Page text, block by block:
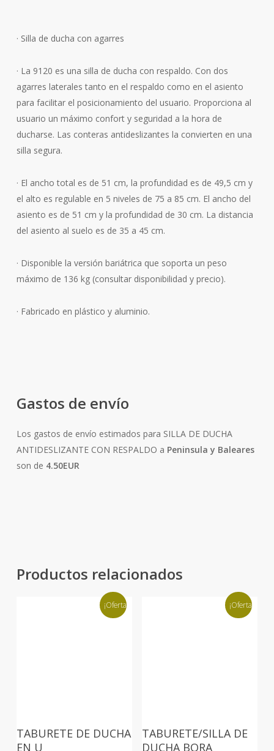
· Silla de ducha con agarres
· La 9120 es una silla de ducha con respaldo. Con dos
agarres laterales tanto en el respaldo como en el asiento
para facilitar el posicionamiento del usuario. Proporciona al
usuario un máximo confort y seguridad a la hora de
ducharse. Las conteras antideslizantes la convierten en una
silla segura.
· El ancho total es de 51 cm, la profundidad es de 49,5 cm y
el alto es regulable en 5 niveles de 75 a 85 cm. El ancho del
asiento es de 51 cm y la profundidad de 30 cm. La distancia
del asiento al suelo es de 35 a 45 cm.
· Disponible la versión bariátrica que soporta un peso
máximo de 136 kg (consultar disponibilidad y precio).
· Fabricado en plástico y aluminio.
Gastos de envío
Los gastos de envío estimados para SILLA DE DUCHA
ANTIDESLIZANTE CON RESPALDO a Peninsula y Baleares
son de 4.50EUR
Productos relacionados
¡Oferta!
TABURETE DE DUCHA
EN U
¡Oferta!
TABURETE/SILLA DE
DUCHA BORA